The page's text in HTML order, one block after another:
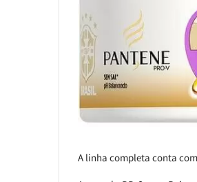
A linha completa conta